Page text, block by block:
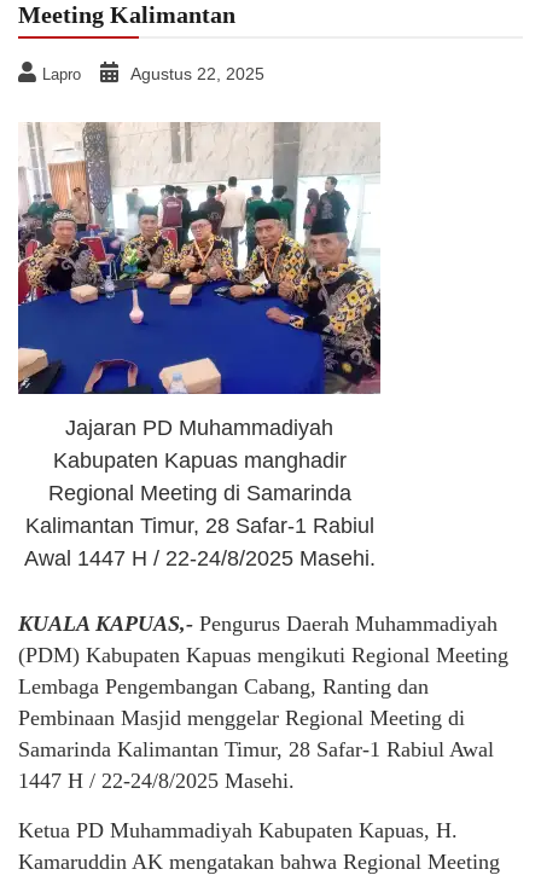
Meeting Kalimantan
Lapro Agustus 22, 2025
Jajaran PD Muhammadiyah
Kabupaten Kapuas manghadir
Regional Meeting di Samarinda
Kalimantan Timur, 28 Safar-1 Rabiul
Awal 1447 H / 22-24/8/2025 Masehi.
KUALA KAPUAS,- Pengurus Daerah Muhammadiyah
(PDM) Kabupaten Kapuas mengikuti Regional Meeting
Lembaga Pengembangan Cabang, Ranting dan
Pembinaan Masjid menggelar Regional Meeting di
Samarinda Kalimantan Timur, 28 Safar-1 Rabiul Awal
1447 H / 22-24/8/2025 Masehi.
Ketua PD Muhammadiyah Kabupaten Kapuas, H.
Kamaruddin AK mengatakan bahwa Regional Meeting